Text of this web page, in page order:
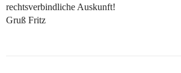
rechtsverbindliche Auskunft!
Gruß Fritz